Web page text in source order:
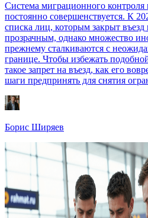
Система миграционного
постоянно совершенствуется. К
списка лиц, которым закрыт въезд
прозрачным, однако множество
прежнему сталкиваются с
границе. Чтобы избежать
такое запрет на въезд, как его
шаги предпринять для снятия
Борис Ширяев